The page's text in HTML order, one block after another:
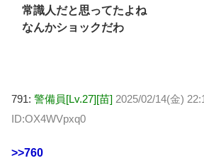
常識人だと思ってたよね
なんかショックだわ
791: 警備員[Lv.27][苗] 2025/02/14(金)
ID:OX4WVpxq0
>>760